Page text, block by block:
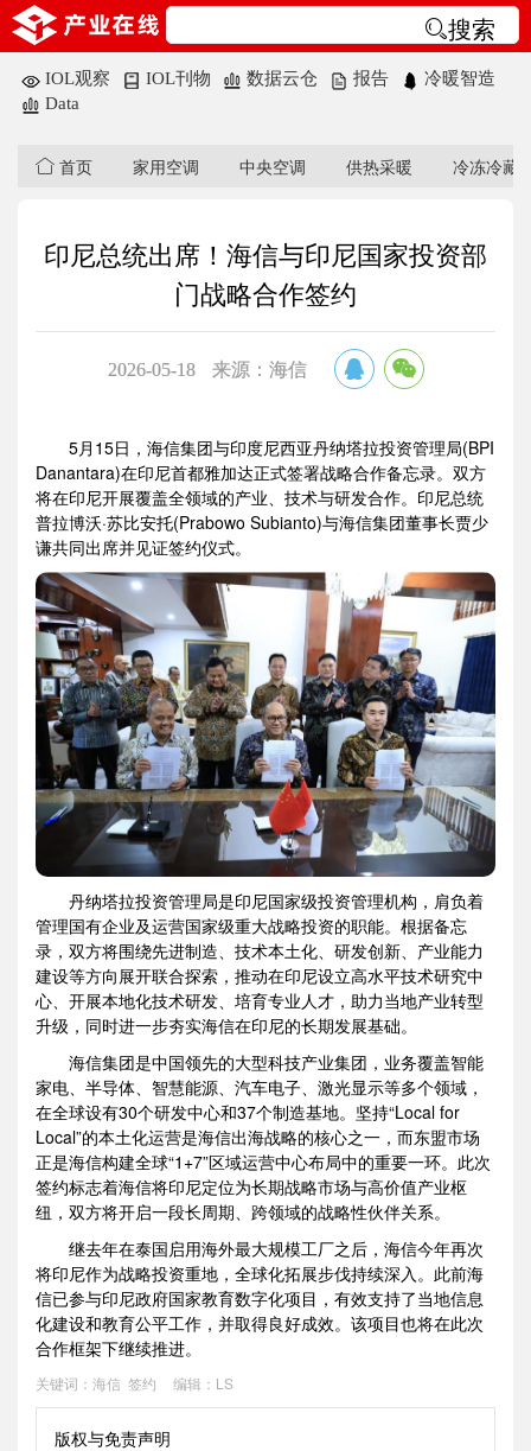
搜索
IOL观察 IOL刊物 数据云仓 报告
冷暖智造
Data
首页 家用空调 中央空调 供热采暖 冷冻冷藏
印尼总统出席！海信与印尼国家投资部
门战略合作签约
2026-05-18 来源：​海信
5月15日，海信集团与印度尼西亚丹纳塔拉投资管理局(BPI
Danantara)在印尼首都雅加达正式签署战略合作备忘录。双方
将在印尼开展覆盖全领域的产业、技术与研发合作。印尼总统
普拉博沃·苏比安托(Prabowo Subianto)与海信集团董事长贾少
谦共同出席并见证签约仪式。
丹纳塔拉投资管理局是印尼国家级投资管理机构，肩负着
管理国有企业及运营国家级重大战略投资的职能。根据备忘
录，双方将围绕先进制造、技术本土化、研发创新、产业能力
建设等方向展开联合探索，推动在印尼设立高水平技术研究中
心、开展本地化技术研发、培育专业人才，助力当地产业转型
升级，同时进一步夯实海信在印尼的长期发展基础。
海信集团是中国领先的大型科技产业集团，业务覆盖智能
家电、半导体、智慧能源、汽车电子、激光显示等多个领域，
在全球设有30个研发中心和37个制造基地。坚持“Local for
Local”的本土化运营是海信出海战略的核心之一，而东盟市场
正是海信构建全球“1+7”区域运营中心布局中的重要一环。此次
签约标志着海信将印尼定位为长期战略市场与高价值产业枢
纽，双方将开启一段长周期、跨领域的战略性伙伴关系。
继去年在泰国启用海外最大规模工厂之后，海信今年再次
将印尼作为战略投资重地，全球化拓展步伐持续深入。此前海
信已参与印尼政府国家教育数字化项目，有效支持了当地信息
化建设和教育公平工作，并取得良好成效。该项目也将在此次
合作框架下继续推进。
关键词： 海信 签约 编辑：LS
版权与免责声明